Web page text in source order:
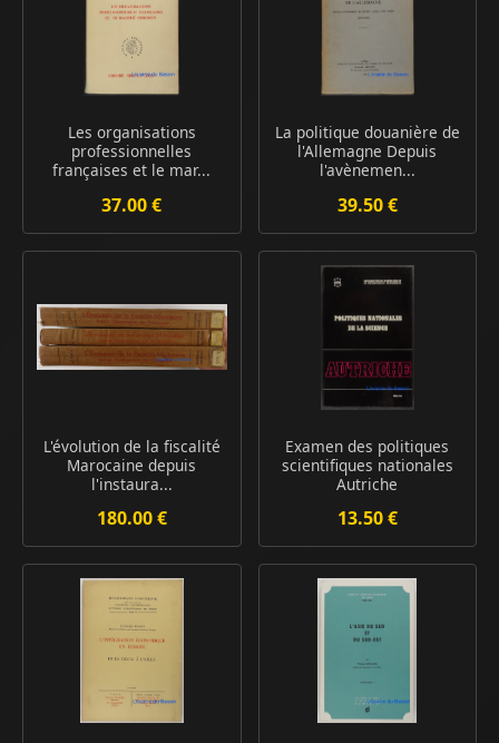
Les organisations
professionnelles
françaises et le mar...
37.00 €
La politique douanière de
l'Allemagne Depuis
l'avènemen...
39.50 €
L'évolution de la fiscalité
Marocaine depuis
l'instaura...
180.00 €
Examen des politiques
scientifiques nationales
Autriche
13.50 €